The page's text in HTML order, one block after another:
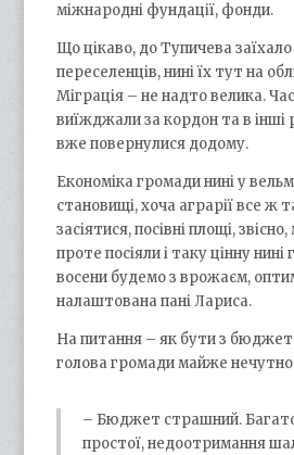
міжнародні фундації, фонди.
Що цікаво, до Тупичева заїхало
переселенців, нині їх тут на
Міграція – не надто велика.
виїжджали за кордон та в інші
вже повернулися додому.
Економіка громади нині у
становищі, хоча аграрії все ж
засіятися, посівні площі,
проте посіяли і таку цінну
восени будемо з врожаєм,
налаштована пані Лариса.
На питання – як бути з
голова громади майже нечутно
– Бюджет страшний.
простої, недоотримання